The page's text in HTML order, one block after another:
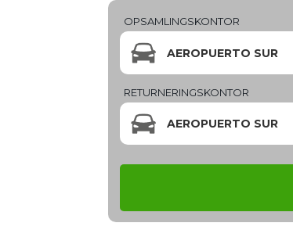
OPSAMLINGSKONTOR
AEROPUERTO SUR
RETURNERINGSKONTOR
AEROPUERTO SUR